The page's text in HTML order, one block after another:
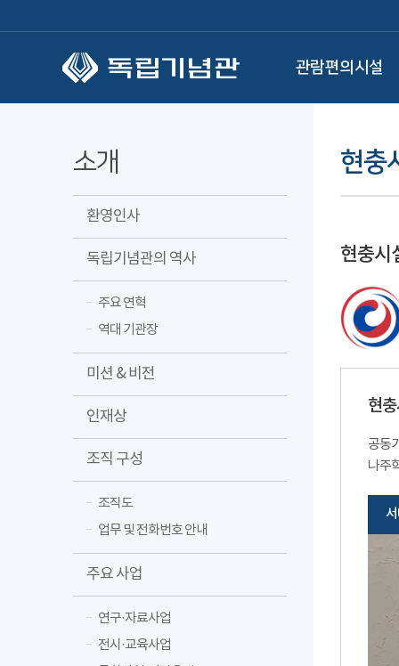
관람편의시설
소개
환영인사
독립기념관의 역사
주요 연혁
역대 기관장
미션 & 비전
인재상
조직 구성
조직도
업무 및 전화번호 안내
주요 사업
연구·자료사업
전시·교육사업
현충
현충시
현
공동
나주